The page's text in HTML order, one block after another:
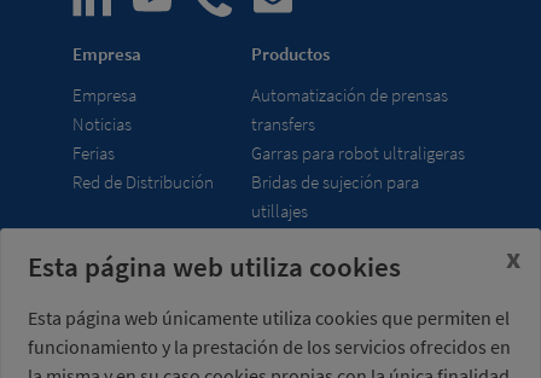
Empresa
Empresa
Noticias
Ferias
Red de Distribución
Productos
Automatización de prensas
transfers
Garras para robot ultraligeras
Bridas de sujeción para
utillajes
Misati S.L.
08960 Sant Just
Desvern
Barcelona - España
Horario
7:00 - 15:00 h (UTC+01:00)
Esta página web utiliza cookies
Esta página web únicamente utiliza cookies que permiten el
funcionamiento y la prestación de los servicios ofrecidos en
x